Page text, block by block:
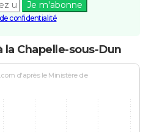
Je m'abonne
confidentialité
Chapelle-sous-Dun
d'après le Ministère de